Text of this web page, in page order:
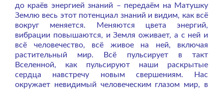
до краёв энергией знаний – передаём на Матушку
Землю весь этот потенциал знаний и видим, как всё
вокруг меняется. Меняются цвета энергий,
вибрации повышаются, и Земля оживает, а с ней и
всё человечество, всё живое на ней, включая
растительный мир. Всё пульсирует в такт
Вселенной, как пульсируют наши раскрытые
сердца навстречу новым свершениям. Нас
окружает невидимый человеческим глазом мир, в